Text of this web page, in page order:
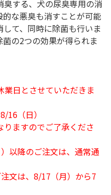
する、犬の尿臭専用の消
な悪臭も消すことが可能
て、同時に除菌も行いま
の2つの効果が得られま
日とさせていただきま
16（日）
りますのでご了承くださ
以降のご注文は、通常通
文は、8/17（月）から7